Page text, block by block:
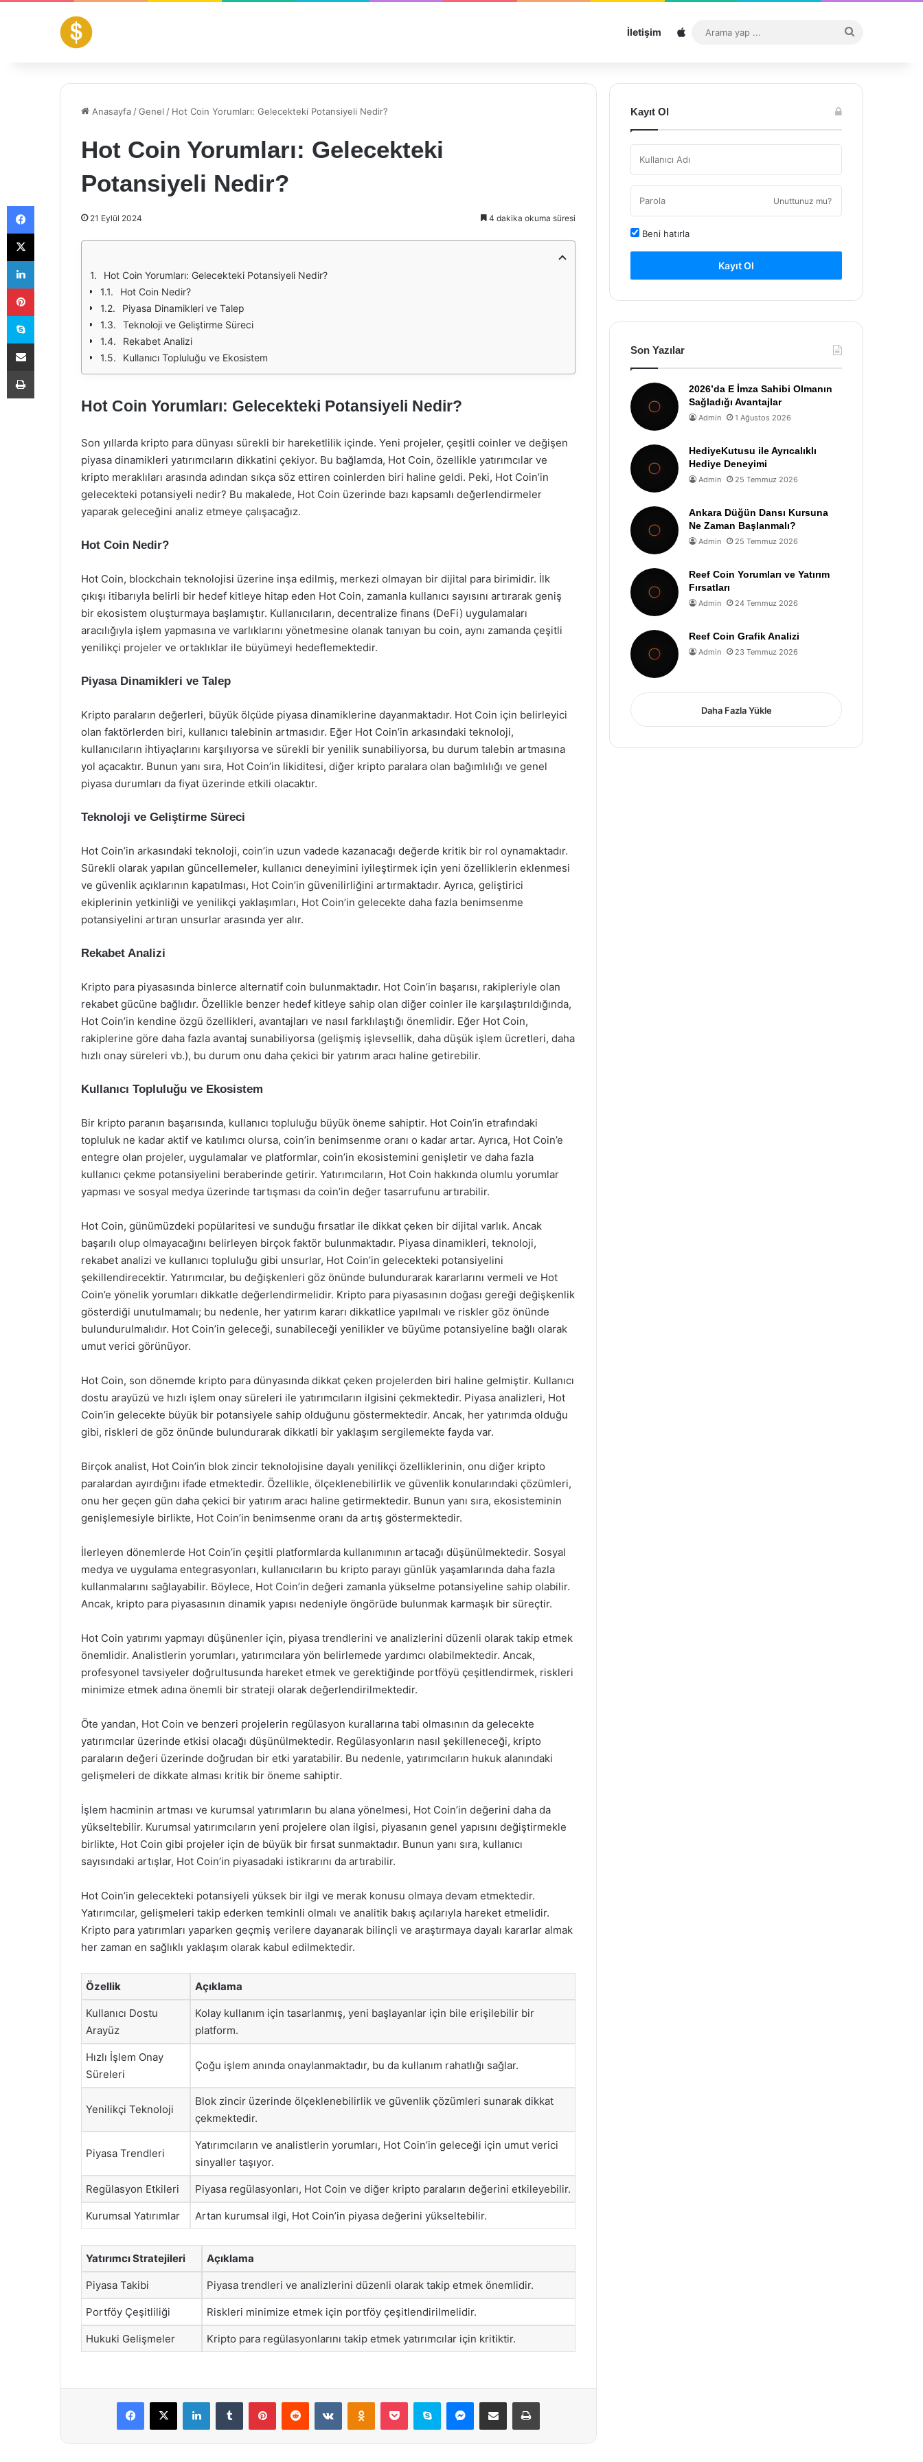
İletişim Sitemap
...
Anasayfa /Genel / Hot Coin Yorumları: Gelecekteki Potansiyeli Nedir?
Hot Coin Yorumları: Gelecekteki
Potansiyeli Nedir?
21 Eylül 2024 4 dakika okuma süresi
Hot Coin Yorumları: Gelecekteki Potansiyeli Nedir?
Hot Coin Nedir?
Piyasa Dinamikleri ve Talep
Teknoloji ve Geliştirme Süreci
Rekabet Analizi
Kullanıcı Topluluğu ve Ekosistem
Hot Coin Yorumları: Gelecekteki Potansiyeli Nedir?
Son yıllarda kripto para dünyası sürekli bir hareketlilik içinde. Yeni projeler, çeşitli coinler ve değişen
piyasa dinamikleri yatırımcıların dikkatini çekiyor. Bu bağlamda, Hot Coin, özellikle yatırımcılar ve
kripto meraklıları arasında adından sıkça söz ettiren coinlerden biri haline geldi. Peki, Hot Coin’in
gelecekteki potansiyeli nedir? Bu makalede, Hot Coin üzerinde bazı kapsamlı değerlendirmeler
yaparak geleceğini analiz etmeye çalışacağız.
Hot Coin Nedir?
Hot Coin, blockchain teknolojisi üzerine inşa edilmiş, merkezi olmayan bir dijital para birimidir. İlk
çıkışı itibarıyla belirli bir hedef kitleye hitap eden Hot Coin, zamanla kullanıcı sayısını artırarak geniş
bir ekosistem oluşturmaya başlamıştır. Kullanıcıların, decentralize finans (DeFi) uygulamaları
aracılığıyla işlem yapmasına ve varlıklarını yönetmesine olanak tanıyan bu coin, aynı zamanda çeşitli
yenilikçi projeler ve ortaklıklar ile büyümeyi hedeflemektedir.
Piyasa Dinamikleri ve Talep
Kripto paraların değerleri, büyük ölçüde piyasa dinamiklerine dayanmaktadır. Hot Coin için belirleyici
olan faktörlerden biri, kullanıcı talebinin artmasıdır. Eğer Hot Coin’in arkasındaki teknoloji,
kullanıcıların ihtiyaçlarını karşılıyorsa ve sürekli bir yenilik sunabiliyorsa, bu durum talebin artmasına
yol açacaktır. Bunun yanı sıra, Hot Coin’in likiditesi, diğer kripto paralara olan bağımlılığı ve genel
piyasa durumları da fiyat üzerinde etkili olacaktır.
Teknoloji ve Geliştirme Süreci
Hot Coin’in arkasındaki teknoloji, coin’in uzun vadede kazanacağı değerde kritik bir rol oynamaktadır.
Sürekli olarak yapılan güncellemeler, kullanıcı deneyimini iyileştirmek için yeni özelliklerin eklenmesi
ve güvenlik açıklarının kapatılması, Hot Coin’in güvenilirliğini artırmaktadır. Ayrıca, geliştirici
ekiplerinin yetkinliği ve yenilikçi yaklaşımları, Hot Coin’in gelecekte daha fazla benimsenme
potansiyelini artıran unsurlar arasında yer alır.
Rekabet Analizi
Kripto para piyasasında binlerce alternatif coin bulunmaktadır. Hot Coin’in başarısı, rakipleriyle olan
rekabet gücüne bağlıdır. Özellikle benzer hedef kitleye sahip olan diğer coinler ile karşılaştırıldığında,
Hot Coin’in kendine özgü özellikleri, avantajları ve nasıl farklılaştığı önemlidir. Eğer Hot Coin,
rakiplerine göre daha fazla avantaj sunabiliyorsa (gelişmiş işlevsellik, daha düşük işlem ücretleri, daha
hızlı onay süreleri vb.), bu durum onu daha çekici bir yatırım aracı haline getirebilir.
Kullanıcı Topluluğu ve Ekosistem
Bir kripto paranın başarısında, kullanıcı topluluğu büyük öneme sahiptir. Hot Coin’in etrafındaki
topluluk ne kadar aktif ve katılımcı olursa, coin’in benimsenme oranı o kadar artar. Ayrıca, Hot Coin’e
entegre olan projeler, uygulamalar ve platformlar, coin’in ekosistemini genişletir ve daha fazla
kullanıcı çekme potansiyelini beraberinde getirir. Yatırımcıların, Hot Coin hakkında olumlu yorumlar
yapması ve sosyal medya üzerinde tartışması da coin’in değer tasarrufunu artırabilir.
Hot Coin, günümüzdeki popülaritesi ve sunduğu fırsatlar ile dikkat çeken bir dijital varlık. Ancak
başarılı olup olmayacağını belirleyen birçok faktör bulunmaktadır. Piyasa dinamikleri, teknoloji,
rekabet analizi ve kullanıcı topluluğu gibi unsurlar, Hot Coin’in gelecekteki potansiyelini
şekillendirecektir. Yatırımcılar, bu değişkenleri göz önünde bulundurarak kararlarını vermeli ve Hot
Coin’e yönelik yorumları dikkatle değerlendirmelidir. Kripto para piyasasının doğası gereği değişkenlik
gösterdiği unutulmamalı; bu nedenle, her yatırım kararı dikkatlice yapılmalı ve riskler göz önünde
bulundurulmalıdır. Hot Coin’in geleceği, sunabileceği yenilikler ve büyüme potansiyeline bağlı olarak
umut verici görünüyor.
Hot Coin, son dönemde kripto para dünyasında dikkat çeken projelerden biri haline gelmiştir. Kullanıcı
dostu arayüzü ve hızlı işlem onay süreleri ile yatırımcıların ilgisini çekmektedir. Piyasa analizleri, Hot
Coin’in gelecekte büyük bir potansiyele sahip olduğunu göstermektedir. Ancak, her yatırımda olduğu
gibi, riskleri de göz önünde bulundurarak dikkatli bir yaklaşım sergilemekte fayda var.
Birçok analist, Hot Coin’in blok zincir teknolojisine dayalı yenilikçi özelliklerinin, onu diğer kripto
paralardan ayırdığını ifade etmektedir. Özellikle, ölçeklenebilirlik ve güvenlik konularındaki çözümleri,
onu her geçen gün daha çekici bir yatırım aracı haline getirmektedir. Bunun yanı sıra, ekosisteminin
genişlemesiyle birlikte, Hot Coin’in benimsenme oranı da artış göstermektedir.
İlerleyen dönemlerde Hot Coin’in çeşitli platformlarda kullanımının artacağı düşünülmektedir. Sosyal
medya ve uygulama entegrasyonları, kullanıcıların bu kripto parayı günlük yaşamlarında daha fazla
kullanmalarını sağlayabilir. Böylece, Hot Coin’in değeri zamanla yükselme potansiyeline sahip olabilir.
Ancak, kripto para piyasasının dinamik yapısı nedeniyle öngörüde bulunmak karmaşık bir süreçtir.
Hot Coin yatırımı yapmayı düşünenler için, piyasa trendlerini ve analizlerini düzenli olarak takip etmek
önemlidir. Analistlerin yorumları, yatırımcılara yön belirlemede yardımcı olabilmektedir. Ancak,
profesyonel tavsiyeler doğrultusunda hareket etmek ve gerektiğinde portföyü çeşitlendirmek, riskleri
minimize etmek adına önemli bir strateji olarak değerlendirilmektedir.
Öte yandan, Hot Coin ve benzeri projelerin regülasyon kurallarına tabi olmasının da gelecekte
yatırımcılar üzerinde etkisi olacağı düşünülmektedir. Regülasyonların nasıl şekilleneceği, kripto
paraların değeri üzerinde doğrudan bir etki yaratabilir. Bu nedenle, yatırımcıların hukuk alanındaki
gelişmeleri de dikkate alması kritik bir öneme sahiptir.
İşlem hacminin artması ve kurumsal yatırımların bu alana yönelmesi, Hot Coin’in değerini daha da
yükseltebilir. Kurumsal yatırımcıların yeni projelere olan ilgisi, piyasanın genel yapısını değiştirmekle
birlikte, Hot Coin gibi projeler için de büyük bir fırsat sunmaktadır. Bunun yanı sıra, kullanıcı
sayısındaki artışlar, Hot Coin’in piyasadaki istikrarını da artırabilir.
Hot Coin’in gelecekteki potansiyeli yüksek bir ilgi ve merak konusu olmaya devam etmektedir.
Yatırımcılar, gelişmeleri takip ederken temkinli olmalı ve analitik bakış açılarıyla hareket etmelidir.
Kripto para yatırımları yaparken geçmiş verilere dayanarak bilinçli ve araştırmaya dayalı kararlar almak
her zaman en sağlıklı yaklaşım olarak kabul edilmektedir.
Özellik Açıklama
Kullanıcı Dostu
Arayüz
Kolay kullanım için tasarlanmış, yeni başlayanlar için bile erişilebilir bir
platform.
Hızlı İşlem Onay
Süreleri
Çoğu işlem anında onaylanmaktadır, bu da kullanım rahatlığı sağlar.
Yenilikçi Teknoloji
Blok zincir üzerinde ölçeklenebilirlik ve güvenlik çözümleri sunarak dikkat
çekmektedir.
Piyasa Trendleri
Yatırımcıların ve analistlerin yorumları, Hot Coin’in geleceği için umut verici
sinyaller taşıyor.
Regülasyon Etkileri Piyasa regülasyonları, Hot Coin ve diğer kripto paraların değerini etkileyebilir.
Kurumsal Yatırımlar Artan kurumsal ilgi, Hot Coin’in piyasa değerini yükseltebilir.
Yatırımcı Stratejileri Açıklama
Piyasa Takibi Piyasa trendleri ve analizlerini düzenli olarak takip etmek önemlidir.
Portföy Çeşitliliği Riskleri minimize etmek için portföy çeşitlendirilmelidir.
Hukuki Gelişmeler Kripto para regülasyonlarını takip etmek yatırımcılar için kritiktir.
Facebook
X LinkedInTumblr PinterestReddit VKontakteOdnoklassniki
Pocket Skype Messenger
E-Posta ile paylaş Yazdır
Kayıt Ol
Unuttunuz mu?
Beni hatırla
Kayıt Ol
Son Yazılar
2026’da E İmza Sahibi Olmanın
Sağladığı Avantajlar
Admin 1 Ağustos 2026
HediyeKutusu ile Ayrıcalıklı
Hediye Deneyimi
Admin 25 Temmuz 2026
Ankara Düğün Dansı Kursuna
Ne Zaman Başlanmalı?
Admin 25 Temmuz 2026
Reef Coin Yorumları ve Yatırım
Fırsatları
Admin 24 Temmuz 2026
Reef Coin Grafik Analizi
Admin 23 Temmuz 2026
Daha Fazla Yükle
Facebook
X
LinkedIn
Pinterest
Skype
E-Posta ile paylaş